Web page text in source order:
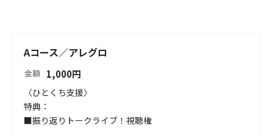
Aコース／アレグロ
金額 1,000円
〈ひとくち支援〉
特典：
■振り返りトークライブ！視聴権